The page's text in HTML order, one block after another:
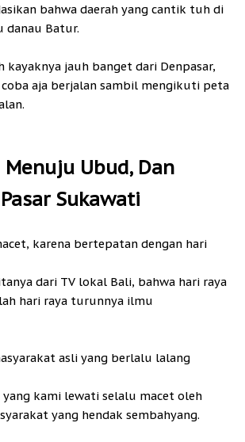
bahwa daerah yang cantik tuh di
danau Batur.
kayaknya jauh banget dari Denpasar,
aja berjalan sambil mengikuti peta
Ubud, Dan
Sukawati
karena bertepatan dengan hari
dari TV lokal Bali, bahwa hari raya
hari raya turunnya ilmu
asli yang berlalu lalang
yang kami lewati selalu macet oleh
yang hendak sembahyang.